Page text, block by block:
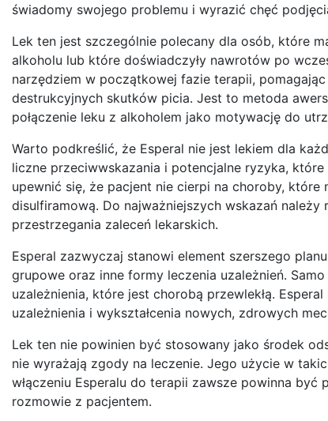
świadomy swojego problemu i wyrazić chęć
Lek ten jest szczególnie polecany dla osób, które
alkoholu lub które doświadczyły nawrotów po
narzędziem w początkowej fazie terapii,
destrukcyjnych skutków picia. Jest to metoda
połączenie leku z alkoholem jako motywację do
Warto podkreślić, że Esperal nie jest lekiem dla
liczne przeciwwskazania i potencjalne ryzyka,
upewnić się, że pacjent nie cierpi na choroby, które
disulfiramową. Do najważniejszych wskazań
przestrzegania zaleceń lekarskich.
Esperal zazwyczaj stanowi element szerszego
grupowe oraz inne formy leczenia uzależnień.
uzależnienia, które jest chorobą przewlekłą.
uzależnienia i wykształcenia nowych, zdrowych
Lek ten nie powinien być stosowany jako środek
nie wyrażają zgody na leczenie. Jego użycie w
włączeniu Esperalu do terapii zawsze powinna
rozmowie z pacjentem.